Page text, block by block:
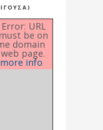
URL
be on
domain
page.
info